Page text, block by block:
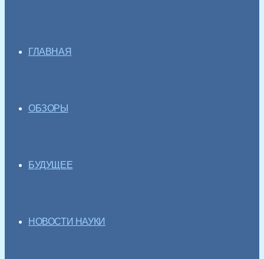
ГЛАВНАЯ
ОБЗОРЫ
БУДУЩЕЕ
НОВОСТИ НАУКИ